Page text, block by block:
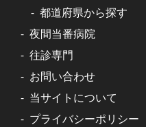
都道府県から探す
夜間当番病院
往診専門
お問い合わせ
当サイトについて
プライバシーポリシー